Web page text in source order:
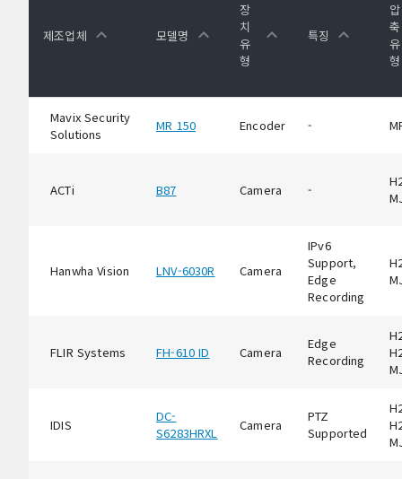
제조업체 모델명
장
치
유
형
특징
압
축
유
형
Mavix Security
Solutions
MR 150 Encoder -
ACTi B87 Camera -
Hanwha Vision LNV-6030R Camera
IPv6
Support,
Edge
Recording
FLIR Systems FH-610 ID Camera
Edge
Recording
IDIS
DC-
S6283HRXL
Camera
PTZ
Supported